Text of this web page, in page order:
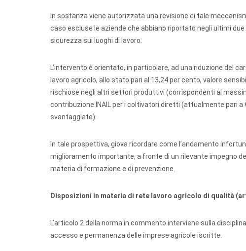
In sostanza viene autorizzata una revisione di tale
caso escluse le aziende che abbiano riportato negli ultimi
sicurezza sui luoghi di lavoro.
L’intervento è orientato, in particolare, ad una riduzione
lavoro agricolo, allo stato pari al 13,24 per cento, valore
rischiose negli altri settori produttivi (corrispondenti al
contribuzione INAIL per i coltivatori diretti (attualmente pari a
svantaggiate).
In tale prospettiva, giova ricordare come l’andamento
miglioramento importante, a fronte di un rilevante impegno
materia di formazione e di prevenzione.
Disposizioni in materia di rete lavoro agricolo di qualità
L’articolo 2 della norma in commento interviene sulla
accesso e permanenza delle imprese agricole iscritte.